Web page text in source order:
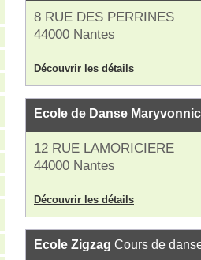
8 RUE DES PERRINES
44000 Nantes
Découvrir les détails
Ecole de Danse
12 RUE LAMORICIERE
44000 Nantes
Découvrir les détails
Ecole Zigzag Cours de